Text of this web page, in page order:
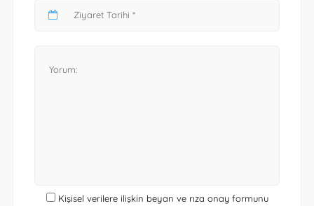
Kişisel verilere ilişkin beyan ve rıza onay formunu